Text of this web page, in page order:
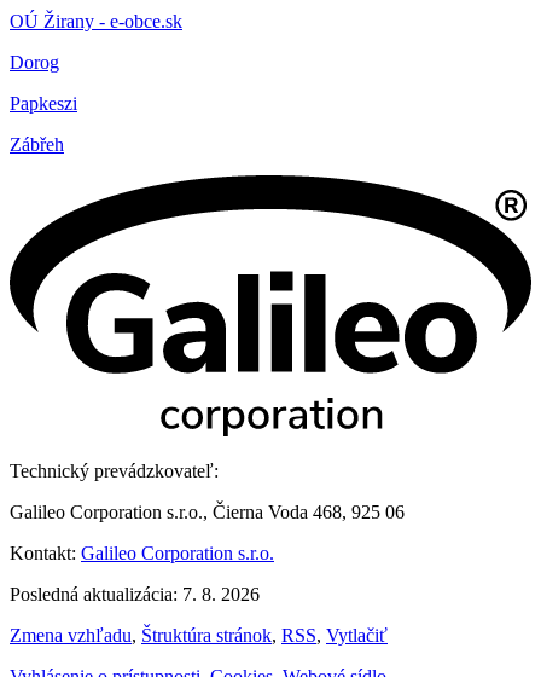
OÚ Žirany - e-obce.sk
Dorog
Papkeszi
Zábřeh
Technický prevádzkovateľ:
Galileo Corporation s.r.o., Čierna Voda 468, 925 06
Kontakt: Galileo Corporation s.r.o.
Posledná aktualizácia: 7. 8. 2026
Zmena vzhľadu, Štruktúra stránok, RSS, Vytlačiť